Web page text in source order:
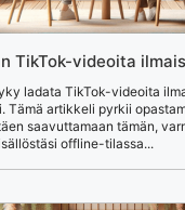
TikTok-videoita
ladata TikTok-videoita
Tämä artikkeli pyrkii
saavuttamaan tämän,
offline-tilassa...